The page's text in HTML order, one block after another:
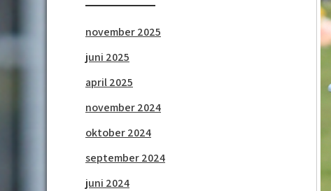
november 2025
juni 2025
april 2025
november 2024
oktober 2024
september 2024
juni 2024